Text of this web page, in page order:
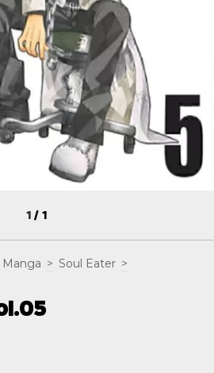
1/1
Manga > Soul Eater >